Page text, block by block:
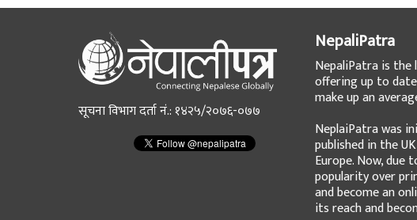
सूचना विभाग दर्ता नं.: १४२५/२०७६-०७७
NepaliPatra
NepaliPatra is the
offering up to
make up an
NeplaiPatra was
published in the
Europe. Now,
popularity over
and become an
its reach and